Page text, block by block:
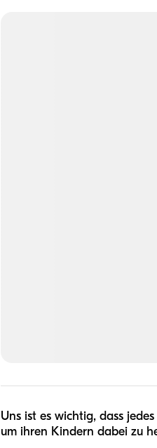
Uns ist es wichtig, dass
um ihren Kindern dabei zu